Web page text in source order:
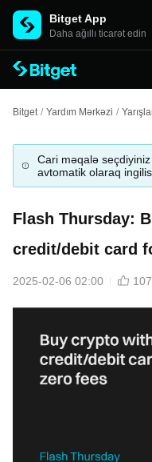
Bitget App
Daha ağıllı ticarət edin
Bitget / Yardım Mərkəzi /
Cari məqalə
avtomatik olaraq
Flash Thursday:
credit/debit card
2025-02-06 02:00 107